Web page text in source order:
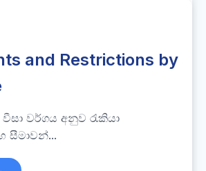
and Restrictions by
වර්ගය අනුව රැකියා
සීමාවන්...